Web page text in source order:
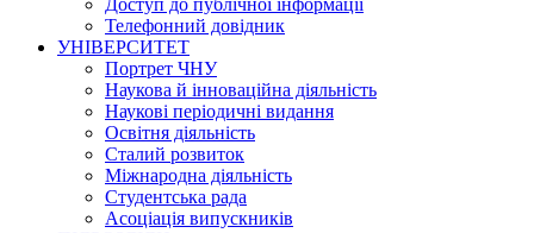
Телефонний довідник
УНІВЕРСИТЕТ
Портрет ЧНУ
Наукова й інноваційна діяльність
Наукові періодичні видання
Освітня діяльність
Сталий розвиток
Міжнародна діяльність
Студентська рада
Асоціація випускників